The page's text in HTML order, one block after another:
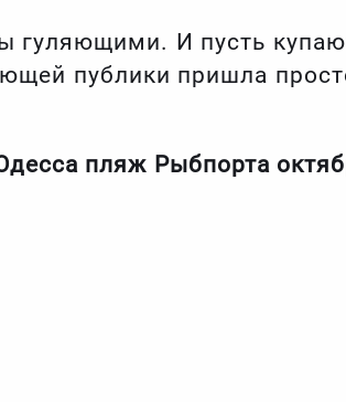
гуляющими. И пусть
публики пришла
пляж Рыбпорта